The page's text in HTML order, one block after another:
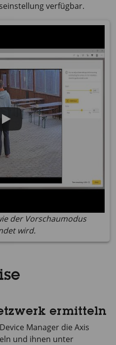
verfügbar.
der Vorschaumodus
wird.
ermitteln
Manager die Axis
und ihnen unter